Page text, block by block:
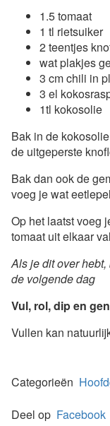
1.5 tomaat
1 tl rietsuiker
2 teentjes
wat plakjes
3 cm chili in
3 el
1tl kokosolie
Bak in de
de uitgeperste
Bak dan ook de
voeg je wat
Op het laatst voeg
tomaat uit elkaar
Als je dit over
de volgende dag
Vul, rol, dip en
Vullen kan
Categorieën
Deel op Facebook